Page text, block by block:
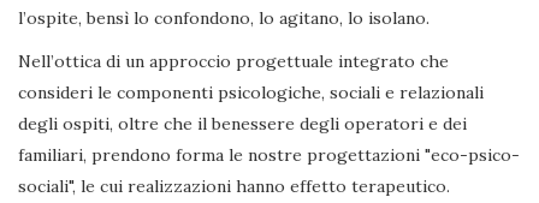
l’ospite, bensì lo confondono, lo agitano, lo isolano.
Nell’ottica di un approccio progettuale integrato che
consideri le componenti psicologiche, sociali e relazionali
degli ospiti, oltre che il benessere degli operatori e dei
familiari, prendono forma le nostre progettazioni "eco-psico-
sociali", le cui realizzazioni hanno effetto terapeutico.